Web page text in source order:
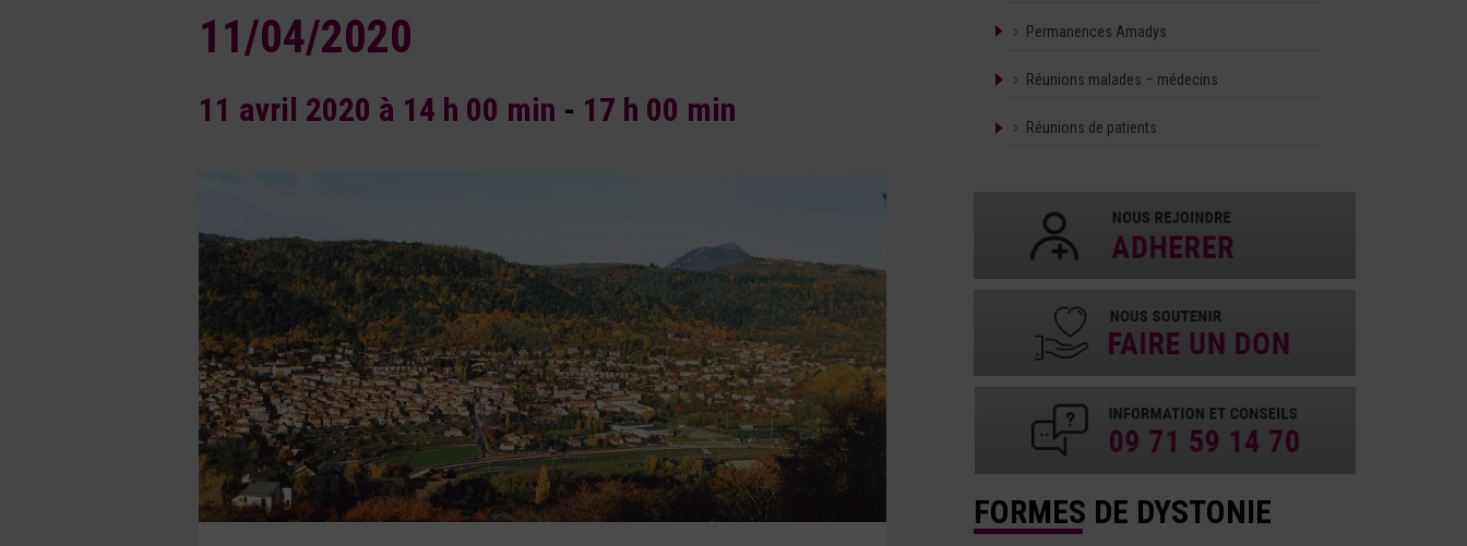
11/04/2020
11 avril 2020 à 14 h 00 min - 17 h 00 min
Permanences Amadys
Réunions malades – médecins
Réunions de patients
FORMES DE DYSTONIE